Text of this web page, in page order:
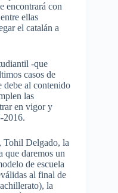
encontrará con
ellas
el catalán a
-que
casos de
debe al contenido
las
en vigor y
2016.
Tohil Delgado, la
que daremos un
de escuela
al final de
la